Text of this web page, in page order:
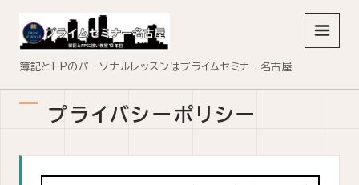
簿記とFPのパーソナルレッスンはプライムセミナー名古屋
メニュ
プライバシーポリシー